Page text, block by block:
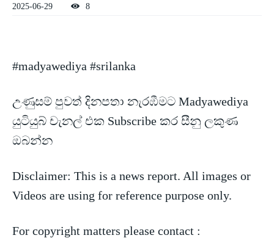
2025-06-29 8
#madyawediya #srilanka
උණුසම් පුවත් දිනපතා නැරඹීමට Madyawediya
යුටියුබ් චැනල් එක Subscribe කර සීනු ලකුණ
ඔබන්න
Disclaimer: This is a news report. All images or
Videos are using for reference purpose only.
For copyright matters please contact :